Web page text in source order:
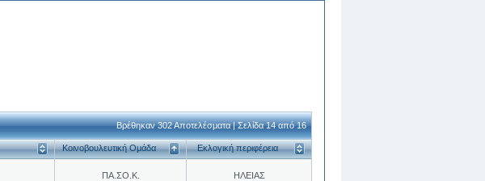
Βρέθηκαν 302 Αποτελέσματα | Σελίδα 14 από 16
Κοινοβουλευτική Ομάδα Εκλογική περιφέρεια
ΠΑ.ΣΟ.Κ. ΗΛΕΙΑΣ